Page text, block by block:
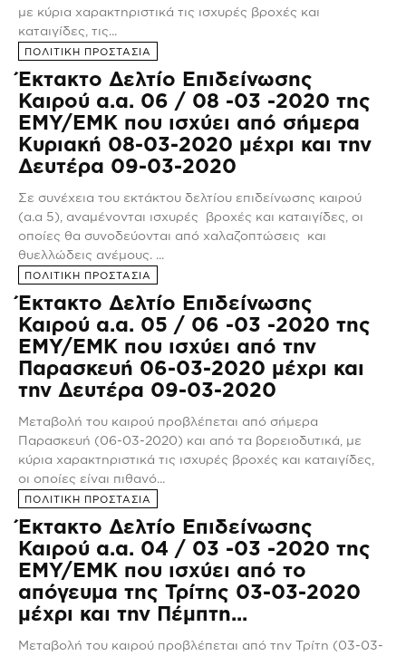
με κύρια χαρακτηριστικά τις ισχυρές βροχές και
καταιγίδες, τις...
ΠΟΛΙΤΙΚΗ ΠΡΟΣΤΑΣΙΑ
Έκτακτο Δελτίο Επιδείνωσης
Καιρού α.α. 06 / 08 -03 -2020 της
ΕΜΥ/ΕΜΚ που ισχύει από σήμερα
Κυριακή 08-03-2020 μέχρι και την
Δευτέρα 09-03-2020
Σε συνέχεια του εκτάκτου δελτίου επιδείνωσης καιρού
(α.α 5), αναμένονται ισχυρές βροχές και καταιγίδες, οι
οποίες θα συνοδεύονται από χαλαζοπτώσεις και
θυελλώδεις ανέμους. ...
ΠΟΛΙΤΙΚΗ ΠΡΟΣΤΑΣΙΑ
Έκτακτο Δελτίο Επιδείνωσης
Καιρού α.α. 05 / 06 -03 -2020 της
ΕΜΥ/ΕΜΚ που ισχύει από την
Παρασκευή 06-03-2020 μέχρι και
την Δευτέρα 09-03-2020
Μεταβολή του καιρού προβλέπεται από σήμερα
Παρασκευή (06-03-2020) και από τα βορειοδυτικά, με
κύρια χαρακτηριστικά τις ισχυρές βροχές και καταιγίδες,
οι οποίες είναι πιθανό...
ΠΟΛΙΤΙΚΗ ΠΡΟΣΤΑΣΙΑ
Έκτακτο Δελτίο Επιδείνωσης
Καιρού α.α. 04 / 03 -03 -2020 της
ΕΜΥ/ΕΜΚ που ισχύει από το
απόγευμα της Τρίτης 03-03-2020
μέχρι και την Πέμπτη...
Μεταβολή του καιρού προβλέπεται από την Τρίτη (03-03-